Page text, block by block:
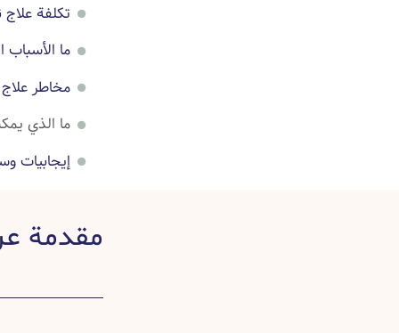
تكلفة
ما الأسباب
مخاطر
ما الذي
إيجابيات
صور قبل
مقدمة